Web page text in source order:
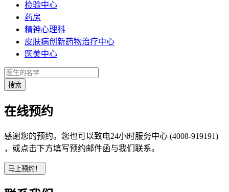
检验中心
药房
精神心理科
皮肤病创新药物治疗中心
医美中心
在线预约
感谢您的预约。您也可以致电24小时服务中心 (4008-919191)
，或点击下方填写预约邮件函与我们联系。